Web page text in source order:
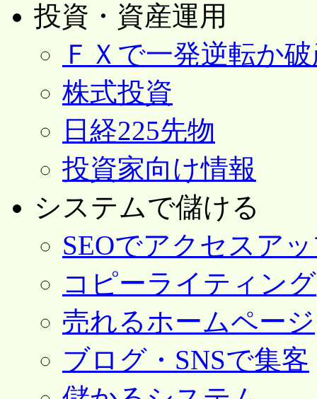
投資・資産運用
ＦＸで一発逆転か
株式投資
日経225先物
投資家向け情報
システムで儲ける
SEOでアクセスア
コピーライティング
売れるホームページ
ブログ・SNSで集客